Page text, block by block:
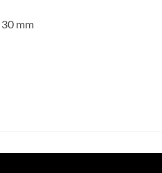
30 mm